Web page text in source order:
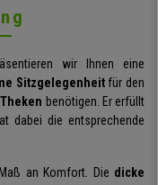
wir Ihnen eine
Sitzgelegenheitfür den
benötigen. Er erfüllt
dabei die entsprechende
an Komfort. Die dicke